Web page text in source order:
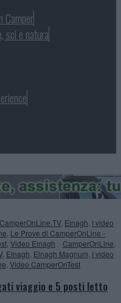
Camper
sci e natura
CamperOnLine.TV, Elnagh I video
Le Prove di CamperOnLine -
Video Elnagh CamperOnLine
, Elnagh Elnagh Magnum I video
Video CamperOnTest
viaggio e 5 posti letto